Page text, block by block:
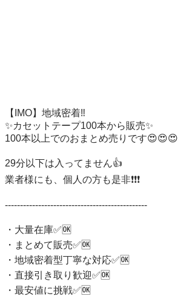
【IMO】地域密着‼
✨カセットテープ100本から販売✨
100本以上でのおまとめ売りです😍😍😍
29分以下は入ってません👍
業者様にも、個人の方も是非❗❗❗
-----------------------------------------------
・大量在庫✅🆗
・まとめて販売✅🆗
・地域密着型丁寧な対応✅🆗
・直接引き取り歓迎✅🆗
・最安値に挑戦✅🆗